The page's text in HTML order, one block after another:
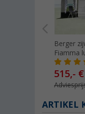
Berger
Fiamma
515,- €
ARTIKEL